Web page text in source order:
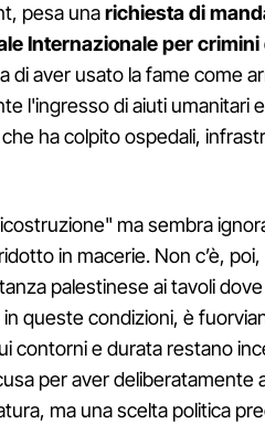
pesa unarichiesta di
Internazionale per
di aver usato la fame come
l'ingresso di aiuti umanitari
ha colpito ospedali,
ma sembra
in macerie. Non c’è,
palestinese ai tavoli
queste condizioni, è
contorni e durata restano
per aver deliberatamente
ma una scelta politica